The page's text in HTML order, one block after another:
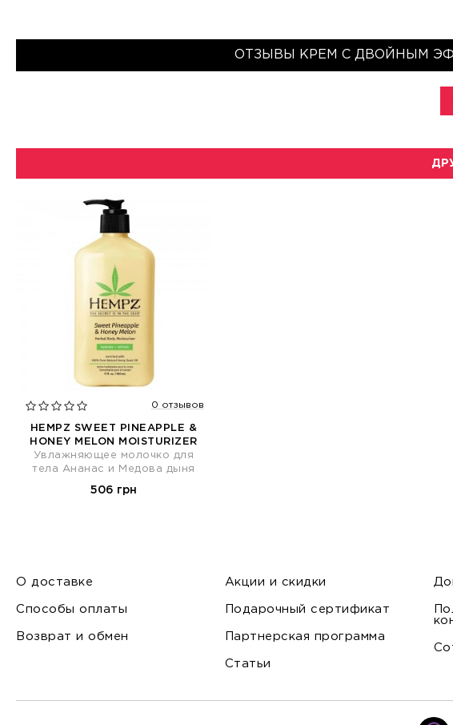
ОТЗЫВЫ KРЕМ С ДВОЙНЫМ
0 отзывов
HEMPZ SWEET PINEAPPLE &
HONEY MELON MOISTURIZER
Увлажняющее молочко для
тела Ананас и Медова дыня
506 грн
О доставке
Способы оплаты
Возврат и обмен
Акции и скидки
Подарочный сертификат
Партнерская программа
Статьи